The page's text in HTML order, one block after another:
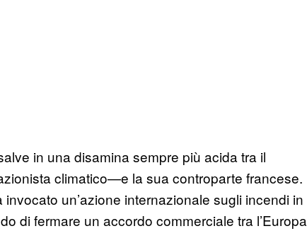
in una disamina sempre più acida tra il
climatico—e la sua controparte francese.
un’azione internazionale sugli incendi in
di fermare un accordo commerciale tra l’Europa